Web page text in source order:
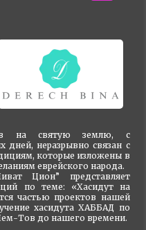
на святую землю, с
дней, неразрывно связан с
которые изложены в
еврейского народа.
Цион” представляет
по теме: «Хасидут на
частью проектов нашей
хасидута ХАББАД по
Тов до нашего времени.